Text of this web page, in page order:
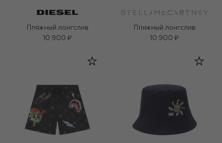
Пляжный лонгслив
10 900 ₽
Пляжный лонгслив
10 900 ₽